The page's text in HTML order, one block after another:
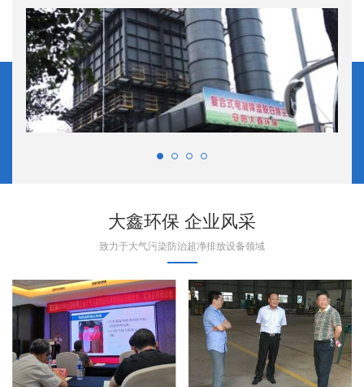
大鑫环保 企业风采
致力于大气污染防治超净排放设备领域